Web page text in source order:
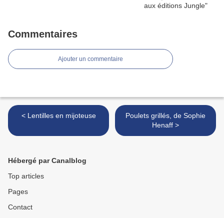
Commentaires
Ajouter un commentaire
< Lentilles en mijoteuse
Poulets grillés, de Sophie
Henaff >
Hébergé par Canalblog
Top articles
Pages
Contact